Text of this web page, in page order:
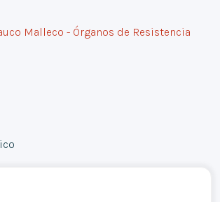
Malleco - Órganos de Resistencia